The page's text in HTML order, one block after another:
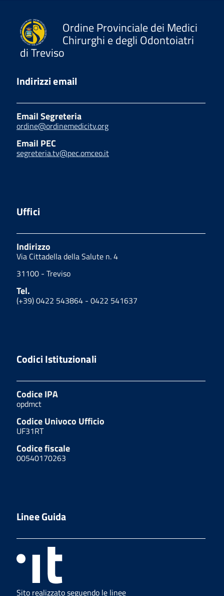
Ordine Provinciale dei Medici
Chirurghi e degli Odontoiatri
di Treviso
Indirizzi email
Email Segreteria
ordine@ordinemedicitv.org
Email PEC
segreteria.tv@pec.omceo.it
Uffici
Indirizzo
Via Cittadella della Salute n. 4
31100 - Treviso
Tel.
(+39) 0422 543864 - 0422 541637
Codici Istituzionali
Codice IPA
opdmct
Codice Univoco Ufficio
UF31RT
Codice fiscale
00540170263
Linee Guida
Sito realizzato seguendo le linee